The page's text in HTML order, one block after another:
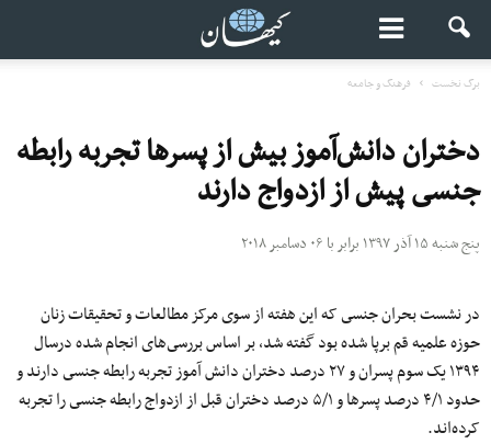
برگ نخست فرهنگ و جامعه
دختران دانش‌آموز بیش از پسرها تجربه رابطه
جنسى پیش از ازدواج دارند
پنج شنبه ۱۵ آذر ۱۳۹۷ برابر با ۰۶ دسامبر ۲۰۱۸
در نشست بحران جنسى که این هفته از سوى مرکز مطالعات و تحقیقات زنان
حوزه علمیه قم برپا شده بود گفته شد، بر اساس بررسى‌هاى انجام شده درسال
١٣٩۴ یک سوم پسران و ٢٧ درصد دختران دانش آموز تجربه رابطه جنسى دارند و
حدود ۴/١ درصد پسرها و ۵/١ درصد دختران قبل از ازدواج رابطه جنسى را تجربه
کرده‌اند.